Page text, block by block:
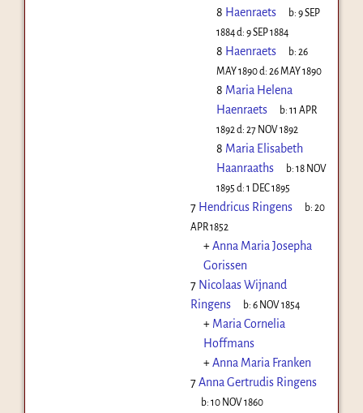
8 Haenraets b:9 SEP
1884d: 9 SEP 1884
8 Haenraets b:26
MAY 1890d: 26 MAY 1890
8 Maria Helena
Haenraets
b:11 APR
1892 d: 27 NOV 1892
8 Maria Elisabeth
Haanraaths
b:18 NOV
1895 d: 1 DEC 1895
7 Hendricus Ringens b:20
APR 1852
+Anna Maria Josepha
Gorissen
7 Nicolaas Wijnand
Ringens
b:6 NOV 1854
+ Maria Cornelia
Hoffmans
+Anna Maria Franken
7Anna Gertrudis Ringens
b:10 NOV 1860